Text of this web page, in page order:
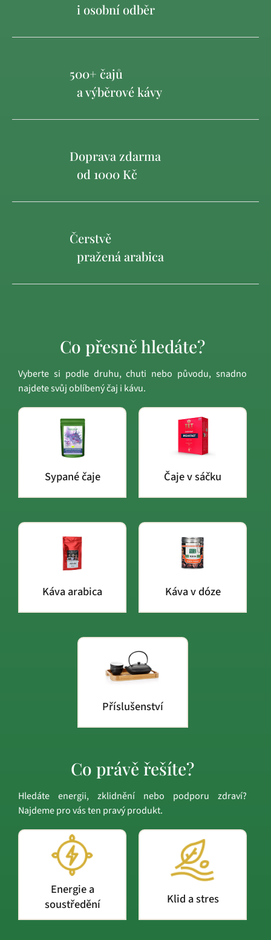
i osobní odběr
500+ čajů
a výběrové kávy
Doprava zdarma
od 1000 Kč
Čerstvě
pražená arabica
Co přesně hledáte?
Vyberte si podle druhu, chuti nebo původu, snadno
najdete svůj oblíbený čaj i kávu.
Sypané čaje Čaje v sáčku
Káva arabica Káva v dóze
Příslušenství
Co právě řešíte?
Hledáte energii, zklidnění nebo podporu zdraví?
Najdeme pro vás ten pravý produkt.
Energie a
soustředění
Klid a stres